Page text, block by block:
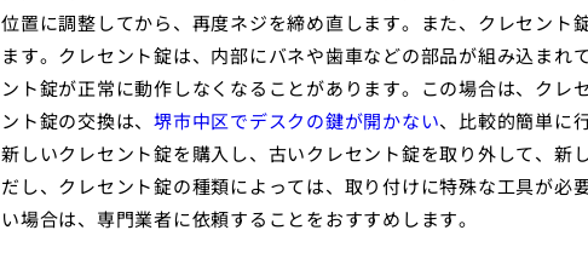
位置に調整してから、再度ネジを締め直します。また、クレセント
ます。クレセント錠は、内部にバネや歯車などの部品が組み込まれ
ント錠が正常に動作しなくなることがあります。この場合は、クレ
ント錠の交換は、 堺市中区でデスクの鍵が開かない、比較的簡単に
新しいクレセント錠を購入し、古いクレセント錠を取り外して、新
だし、クレセント錠の種類によっては、取り付けに特殊な工具が必
い場合は、専門業者に依頼することをおすすめします。